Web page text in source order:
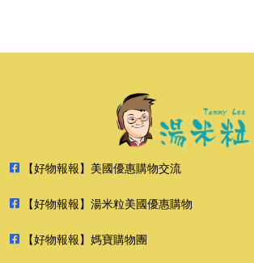
【好物報報】美國優惠購物交流
【好物報報】湯米粒美國優惠購物
【好物報報】媽寶購物團